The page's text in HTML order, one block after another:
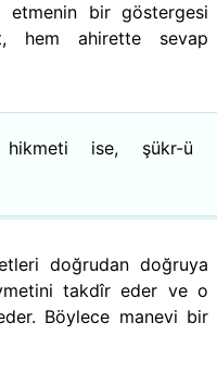
etmenin bir göstergesi
hem ahirette sevap
ise, şükr-ü
doğrudan doğruya
takdîr eder ve o
Böylece manevi bir